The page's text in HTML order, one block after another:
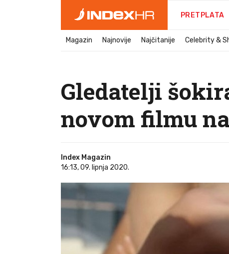
PRETPLATA
Magazin Najnovije Najčitanije Celebrity &
Gledatelji
novom filmu
Index Magazin
16:13, 09. lipnja 2020.